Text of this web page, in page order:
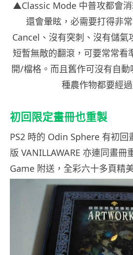
▲Classic Mode 中普攻都會
還會暈眩，必需要打得非
Cancel、沒有突刺、沒有儲氣
短暫無敵的翻滾，可要常常看
開/檔格。而且舊作可沒有自
種農作物都要經過
初回限定畫冊也重製
PS2 時的 Odin Sphere 有初回
版 VANILLAWARE 亦連同畫冊
Game 附送，全彩六十多頁精